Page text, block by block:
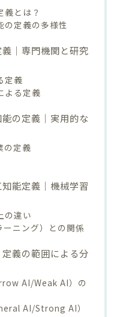
義とは？
の定義の多様性
｜専門機関と研究
定義
よる定義
の定義｜実用的な
の定義
能定義｜機械学習
の違い
ーニング）との関係
義の範囲による分
AI/Weak AI）の
AI/Strong AI）